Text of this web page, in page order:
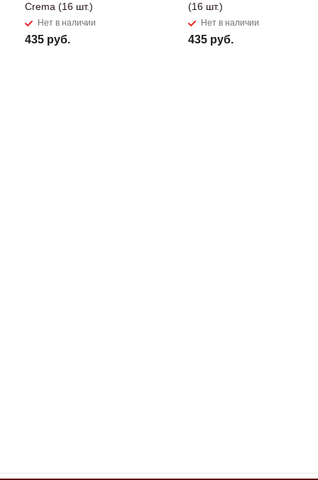
Crema (16 шт.)
Нет в наличии
435 руб.
(16 шт.)
Нет в наличии
435 руб.